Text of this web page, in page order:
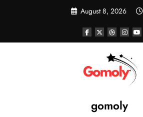
August 8, 2026
gomoly